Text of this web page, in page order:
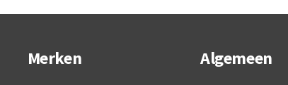
Merken Algemeen